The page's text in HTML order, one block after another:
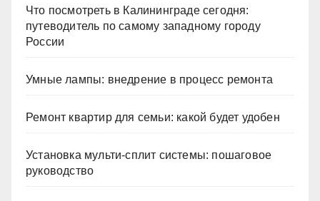
Что посмотреть в Калининграде сегодня:
путеводитель по самому западному городу
России
Умные лампы: внедрение в процесс ремонта
Ремонт квартир для семьи: какой будет удобен
Установка мульти-сплит системы: пошаговое
руководство